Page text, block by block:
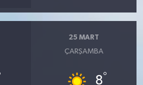
25 MART
ÇARŞAMBA
8°